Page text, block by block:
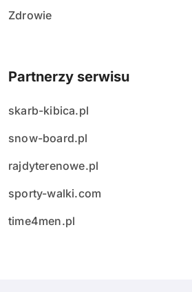
Zdrowie
Partnerzy serwisu
skarb-kibica.pl
snow-board.pl
rajdyterenowe.pl
sporty-walki.com
time4men.pl